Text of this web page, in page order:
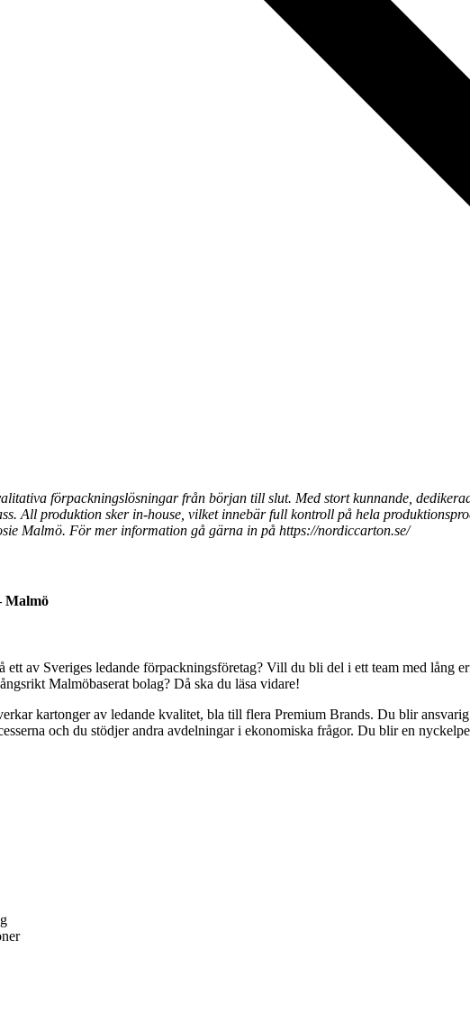
förpackningslösningar från början till slut. Med stort kunnande,
All produktion sker in-house, vilket innebär full kontroll på hela
Malmö. För mer information gå gärna in på https://nordiccarton.se/
Malmö
av Sveriges ledande förpackningsföretag? Vill du bli del i ett team med lång
Malmöbaserat bolag? Då ska du läsa vidare!
kartonger av ledande kvalitet, bla till flera Premium Brands. Du blir
och du stödjer andra avdelningar i ekonomiska frågor. Du blir en